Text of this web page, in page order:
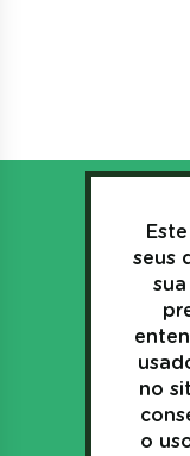
seus
no
o